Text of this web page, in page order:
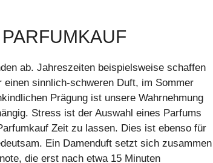
ab. Jahreszeiten beispielsweise schaffen
sinnlich-schweren Duft, im Sommer
Prägung ist unsere Wahrnehmung
Stress ist der Auswahl eines Parfums
Zeit zu lassen. Dies ist ebenso für
Ein Damenduft setzt sich zusammen
die erst nach etwa 15 Minuten